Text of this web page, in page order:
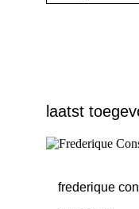
laatst
frederique